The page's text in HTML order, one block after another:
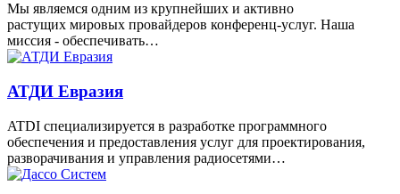
Мы являемся одним из крупнейших и активно
растущих мировых провайдеров конференц-услуг. Наша
миссия - обеспечивать…
АТДИ Евразия
ATDI специализируется в разработке программного
обеспечения и предоставления услуг для проектирования,
разворачивания и управления радиосетями…